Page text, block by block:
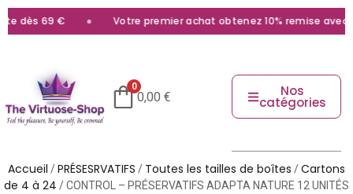
dès 69 € Votre premier achat obtenez 10% remise avec le
0
0,00 € Nos
catégories
Accueil /PRÉSESRVATIFS / Toutes les tailles de boîtes /Cartons
de 4 à 24 / CONTROL – PRÉSERVATIFS ADAPTA NATURE 12 UNITÉS